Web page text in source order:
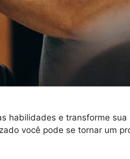
habilidades e transforme
você pode se tornar um